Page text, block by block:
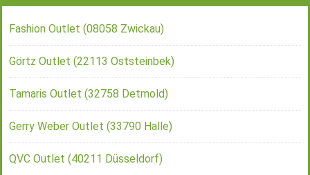
Fashion Outlet (08058 Zwickau)
Görtz Outlet (22113 Oststeinbek)
Tamaris Outlet (32758 Detmold)
Gerry Weber Outlet (33790 Halle)
QVC Outlet (40211 Düsseldorf)